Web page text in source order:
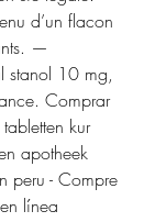
d’un flacon
—
stanol 10 mg,
Comprar
kur
apotheek
peru - Compre
línea